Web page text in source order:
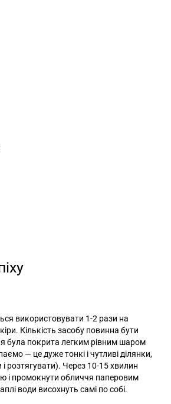
використовувати 1-2 рази на
Кількість засобу повинна бути
була покрита легким рівним шаром
— це дуже тонкі і чутливі ділянки,
розтягувати). Через 10-15 хвилин
і промокнути обличчя паперовим
води висохнуть самі по собі.